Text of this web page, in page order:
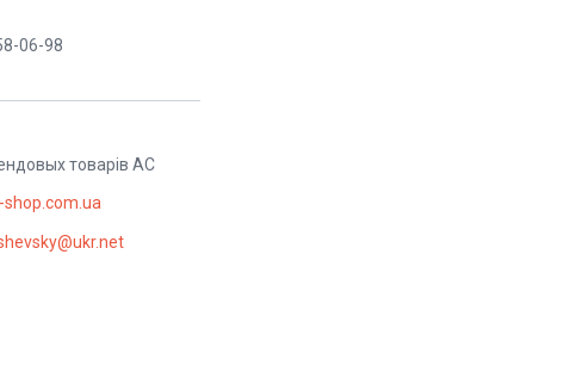
06-98
товарів АС